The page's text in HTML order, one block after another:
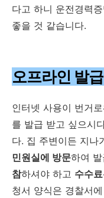
다고 하니 운전경력
좋을 것 같습니다.
오프라인 발
인터넷 사용이 번거
를 발급 받고 싶으시
다. 집 주변이든 지나
민원실에 방문하여
참하셔야 하고 수수
청서 양식은 경찰서